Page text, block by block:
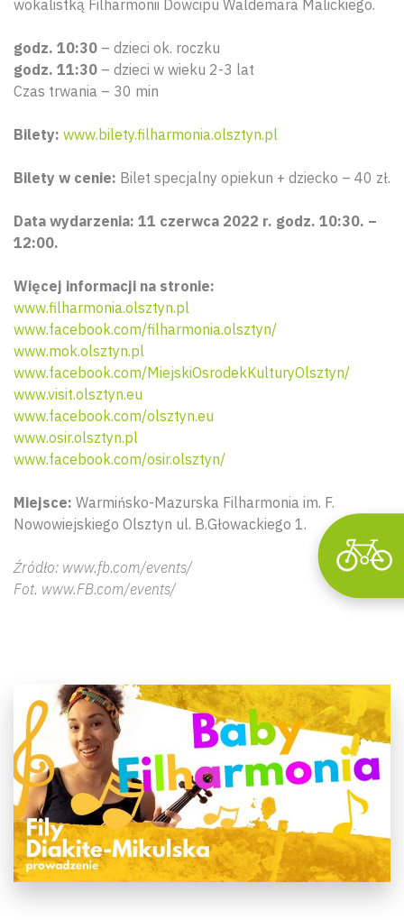
wokalistką Filharmonii Dowcipu Waldemara Malickiego.
godz. 10:30 – dzieci ok. roczku
godz. 11:30 – dzieci w wieku 2-3 lat
Czas trwania – 30 min
Bilety: www.bilety.filharmonia.olsztyn.pl
Bilety w cenie: Bilet specjalny opiekun + dziecko – 40 zł.
Data wydarzenia: 11 czerwca 2022 r. godz. 10:30. –
12:00.
Więcej informacji na stronie:
www.filharmonia.olsztyn.pl
www.facebook.com/filharmonia.olsztyn/
www.mok.olsztyn.pl
www.facebook.com/MiejskiOsrodekKulturyOlsztyn/
www.visit.olsztyn.eu
www.facebook.com/olsztyn.eu
www.osir.olsztyn.pl
www.facebook.com/osir.olsztyn/
Miejsce: Warmińsko-Mazurska Filharmonia im. F.
Nowowiejskiego Olsztyn ul. B.Głowackiego 1.
Źródło: www.fb.com/events/
Fot. www.FB.com/events/